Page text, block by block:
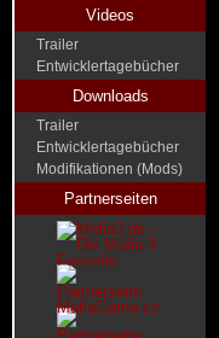
Videos
Trailer
Entwicklertagebücher
Downloads
Trailer
Entwicklertagebücher
Modifikationen (Mods)
Partnerseiten